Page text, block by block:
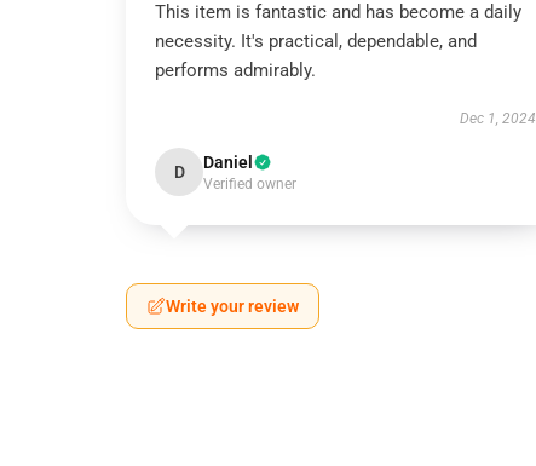
This item is fantastic and has become a daily
necessity. It's practical, dependable, and
performs admirably.
Dec 1, 2024
D Daniel
Verified owner
Write your review